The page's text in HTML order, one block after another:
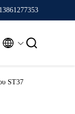
 
ST37